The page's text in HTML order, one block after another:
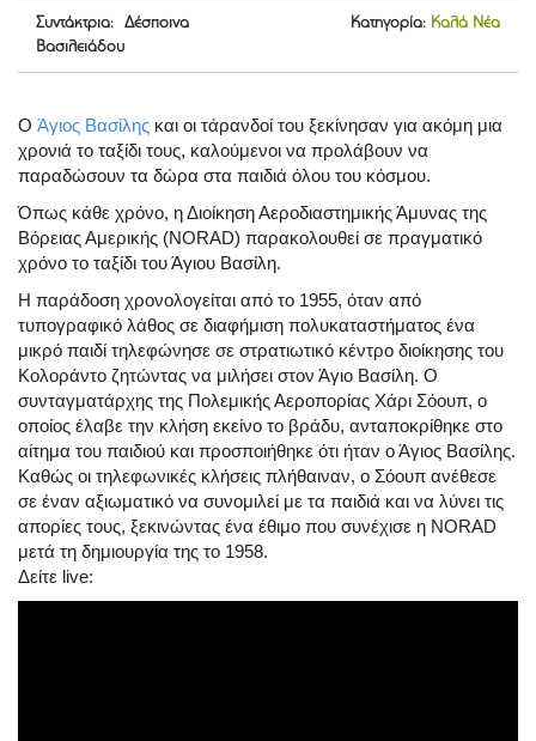
Συντάκτρια: Δέσποινα
Βασιλειάδου
Κατηγορία: Καλά Νέα
O Άγιος Βασίλης και οι τάρανδοί του ξεκίνησαν για ακόμη μια
χρονιά το ταξίδι τους, καλούμενοι να προλάβουν να
παραδώσουν τα δώρα στα παιδιά όλου του κόσμου.
Όπως κάθε χρόνο, η Διοίκηση Αεροδιαστημικής Άμυνας της
Βόρειας Αμερικής (NORAD) παρακολουθεί σε πραγματικό
χρόνο το ταξίδι του Άγιου Βασίλη.
Η παράδοση χρονολογείται από το 1955, όταν από
τυπογραφικό λάθος σε διαφήμιση πολυκαταστήματος ένα
μικρό παιδί τηλεφώνησε σε στρατιωτικό κέντρο διοίκησης του
Κολοράντο ζητώντας να μιλήσει στον Άγιο Βασίλη. Ο
συνταγματάρχης της Πολεμικής Αεροπορίας Χάρι Σόουπ, ο
οποίος έλαβε την κλήση εκείνο το βράδυ, ανταποκρίθηκε στο
αίτημα του παιδιού και προσποιήθηκε ότι ήταν ο Άγιος Βασίλης.
Καθώς οι τηλεφωνικές κλήσεις πλήθαιναν, ο Σόουπ ανέθεσε
σε έναν αξιωματικό να συνομιλεί με τα παιδιά και να λύνει τις
απορίες τους, ξεκινώντας ένα έθιμο που συνέχισε η NORAD
μετά τη δημιουργία της το 1958.
Δείτε live: